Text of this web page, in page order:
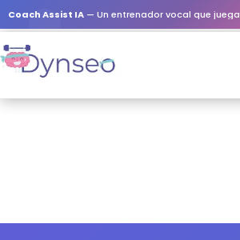
Coach Assist IA — Un entrenador vocal que juega con tus seres queridos